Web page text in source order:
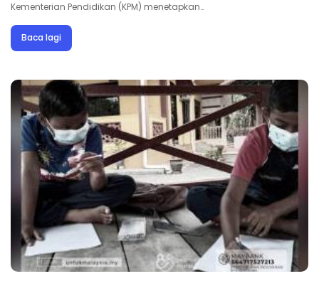
Kementerian Pendidikan (KPM) menetapkan…
Baca lagi